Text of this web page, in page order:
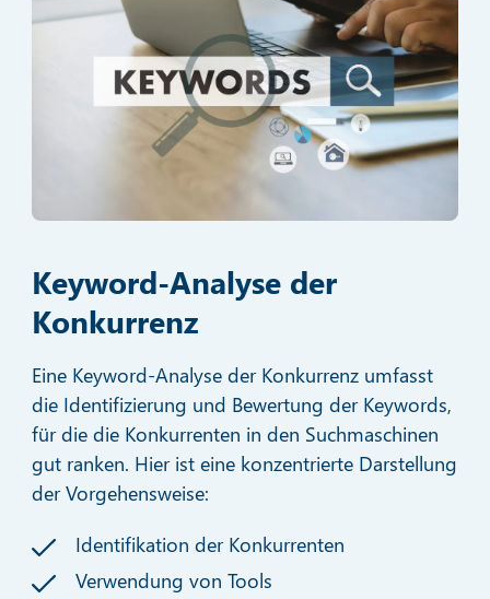
Keyword-Analyse der
Konkurrenz
Eine Keyword-Analyse der Konkurrenz umfasst
die Identifizierung und Bewertung der Keywords,
für die die Konkurrenten in den Suchmaschinen
gut ranken. Hier ist eine konzentrierte Darstellung
der Vorgehensweise:
Identifikation der Konkurrenten
Verwendung von Tools